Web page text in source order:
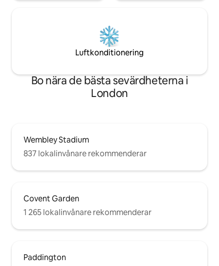
Luftkonditionering
Bo nära de bästa sevärdheterna i
London
Wembley Stadium
837 lokalinvånare rekommenderar
Covent Garden
1 265 lokalinvånare rekommenderar
Paddington